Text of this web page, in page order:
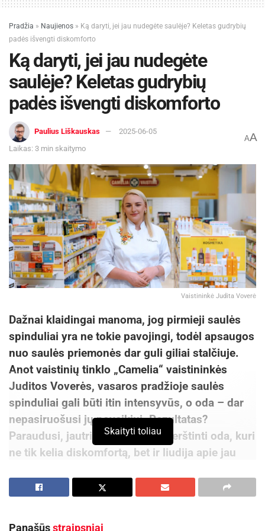
Pradžia » Naujienos » Ką daryti, jei jau nudegėte saulėje? Keletas gudrybių
padės išvengti diskomforto
Ką daryti, jei jau nudegėte
saulėje? Keletas gudrybių
padės išvengti diskomforto
Paulius Liškauskas
2025-06-05
Laikas: 3 min skaitymo
AA
Vaistininkė Judita Voverė
Dažnai klaidingai manoma, jog pirmieji saulės
spinduliai yra ne tokie pavojingi, todėl apsaugos
nuo saulės priemonės dar guli giliai stalčiuje.
Anot vaistinių tinklo „Camelia“ vaistininkės
Juditos Voverės, vasaros pradžioje saulės
spinduliai gali būti itin intensyvūs, o oda – dar
nepasiruošusi jų poveikiui. Rezultatas?
Paraudusi, jautri, skausminga, perštinti oda, kuri
ne tik kelia diskomfortą, bet ir liudija apie jau
Svarbu greita reakcija
Nudegimą saulėje atpažinti nesunku. Pirmasis
Skaityti toliau
Panašūsstraipsniai